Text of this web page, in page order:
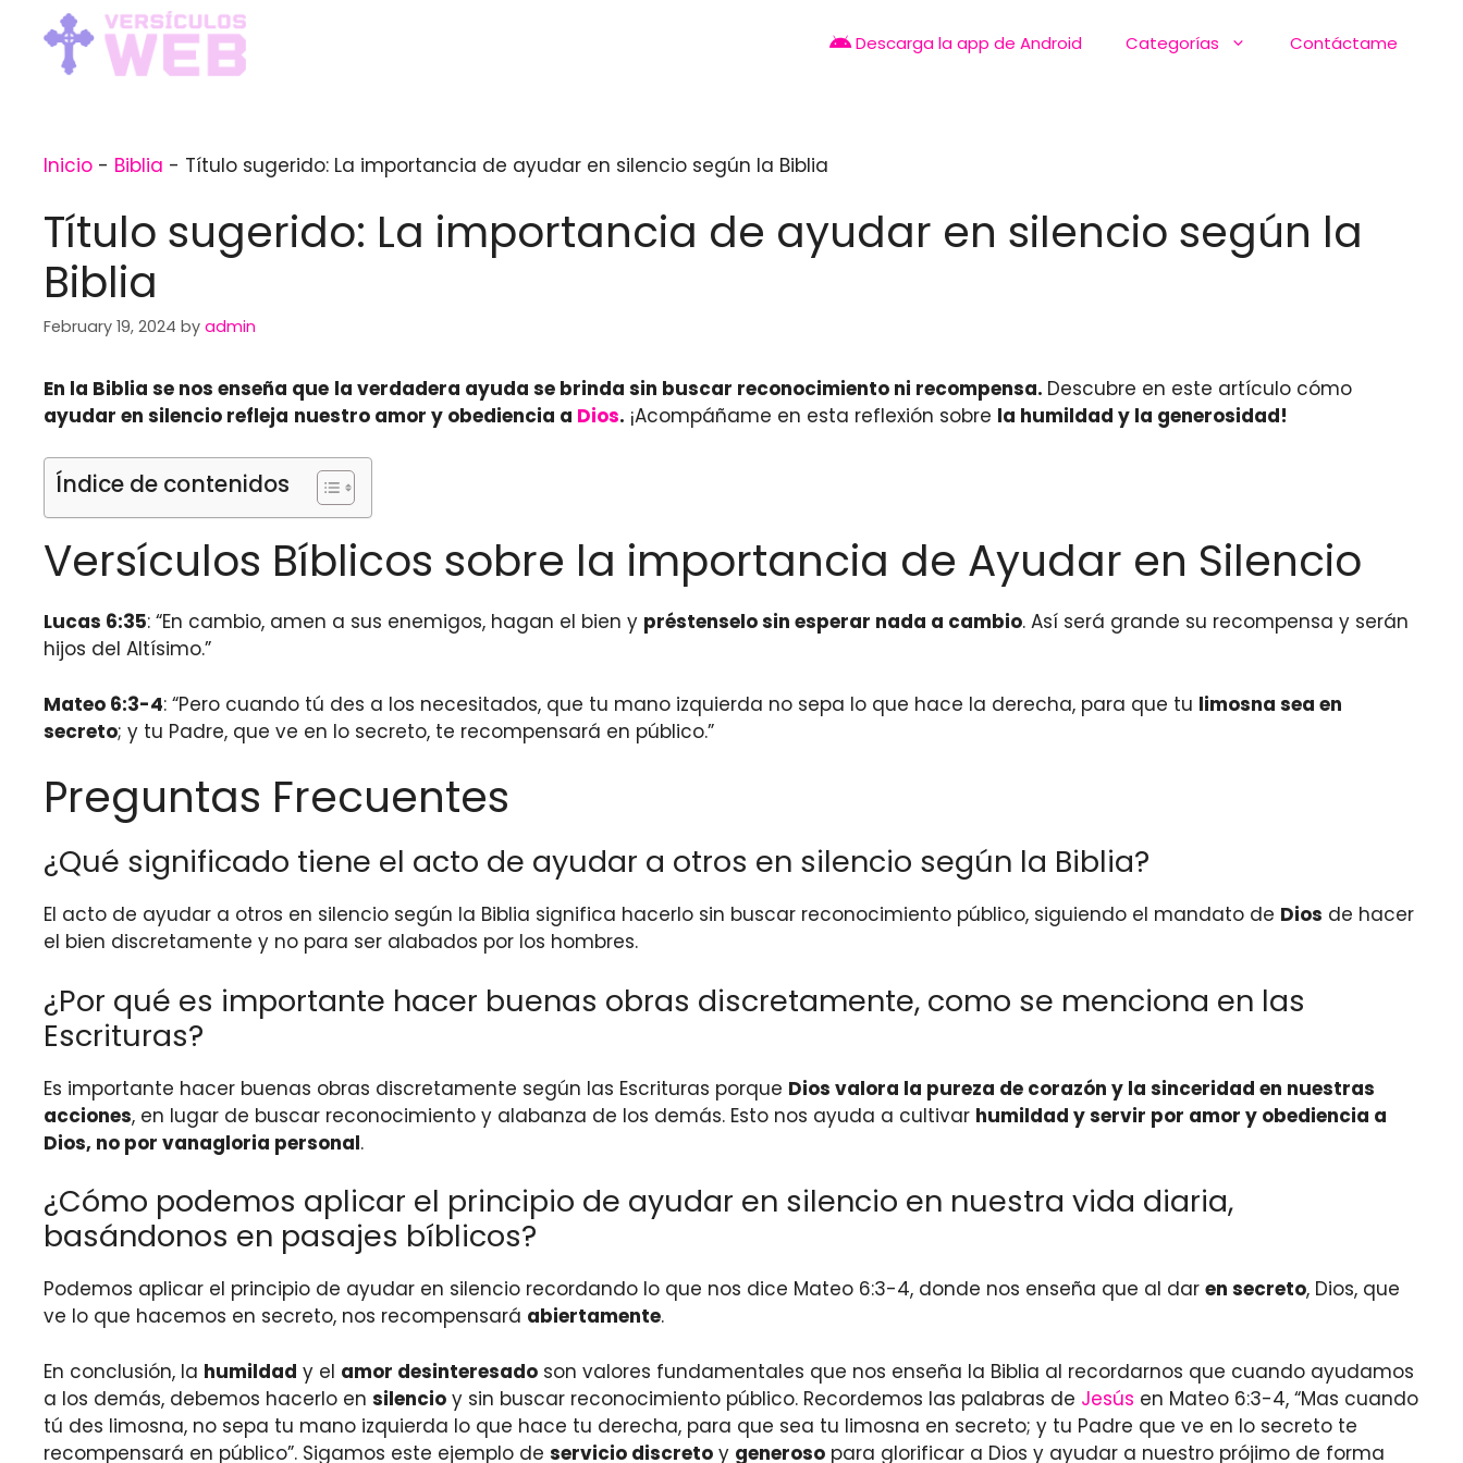
content
Descarga la app de Android Categorías Contáctame
Inicio - Biblia - Título sugerido: La importancia de ayudar en silencio según la Biblia
Título sugerido: La importancia de ayudar en silencio según la
Biblia
February 19, 2024 by admin
En la Biblia se nos enseña que la verdadera ayuda se brinda sin buscar reconocimiento ni recompensa. Descubre en este artículo cómo
ayudar en silencio refleja nuestro amor y obediencia a Dios. ¡Acompáñame en esta reflexión sobre la humildad y la generosidad!
Índice de contenidos
Versículos Bíblicos sobre la importancia de Ayudar en Silencio
Lucas 6:35: “En cambio, amen a sus enemigos, hagan el bien y préstenselo sin esperar nada a cambio. Así será grande su recompensa y serán
hijos del Altísimo.”
Mateo 6:3-4: “Pero cuando tú des a los necesitados, que tu mano izquierda no sepa lo que hace la derecha, para que tu limosna sea en
secreto; y tu Padre, que ve en lo secreto, te recompensará en público.”
Preguntas Frecuentes
¿Qué significado tiene el acto de ayudar a otros en silencio según la Biblia?
El acto de ayudar a otros en silencio según la Biblia significa hacerlo sin buscar reconocimiento público, siguiendo el mandato de Dios de hacer
el bien discretamente y no para ser alabados por los hombres.
¿Por qué es importante hacer buenas obras discretamente, como se menciona en las
Escrituras?
Es importante hacer buenas obras discretamente según las Escrituras porque Dios valora la pureza de corazón y la sinceridad en nuestras
acciones, en lugar de buscar reconocimiento y alabanza de los demás. Esto nos ayuda a cultivar humildad y servir por amor y obediencia a
Dios, no por vanagloria personal.
¿Cómo podemos aplicar el principio de ayudar en silencio en nuestra vida diaria,
basándonos en pasajes bíblicos?
Podemos aplicar el principio de ayudar en silencio recordando lo que nos dice Mateo 6:3-4, donde nos enseña que al dar en secreto, Dios, que
ve lo que hacemos en secreto, nos recompensará abiertamente.
En conclusión, la humildad y el amor desinteresado son valores fundamentales que nos enseña la Biblia al recordarnos que cuando ayudamos
a los demás, debemos hacerlo en silencio y sin buscar reconocimiento público. Recordemos las palabras de Jesús en Mateo 6:3-4, “Mas cuando
tú des limosna, no sepa tu mano izquierda lo que hace tu derecha, para que sea tu limosna en secreto; y tu Padre que ve en lo secreto te
recompensará en público”. Sigamos este ejemplo de servicio discreto y generoso para glorificar a Dios y ayudar a nuestro prójimo de forma